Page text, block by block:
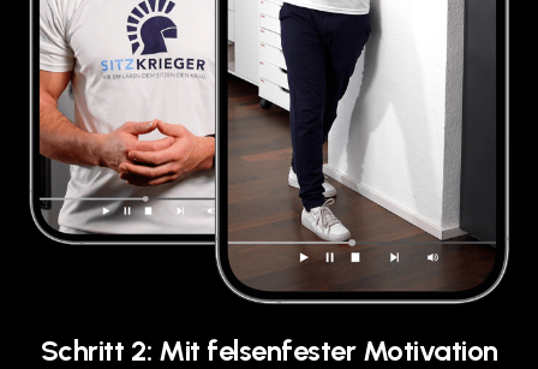
Schritt 2: Mit felsenfester Motivation